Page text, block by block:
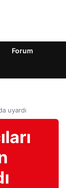
Forum
uyardı